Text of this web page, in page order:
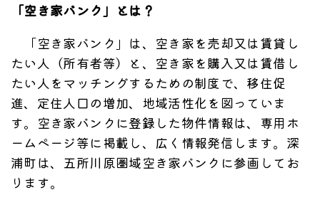
「空き家バンク」とは？
「空き家バンク」は、空き家を売却又は賃貸し
たい人（所有者等）と、空き家を購入又は賃借し
たい人をマッチングするための制度で、移住促
進、定住人口の増加、地域活性化を図っていま
す。空き家バンクに登録した物件情報は、専用ホ
ームページ等に掲載し、広く情報発信します。深
浦町は、五所川原圏域空き家バンクに参画してお
ります。